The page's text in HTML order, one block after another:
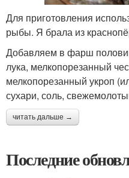
Для приготовления
рыбы. Я брала из
Добавляем в фарш
лука, мелкопорезанный
мелкопорезанный укроп
сухари, соль,
читать дальше →
Последние